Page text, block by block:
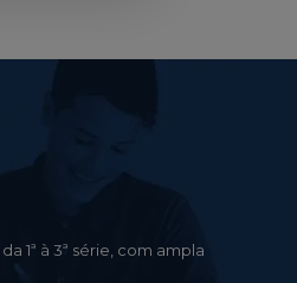
1ª à 3ª série, com ampla